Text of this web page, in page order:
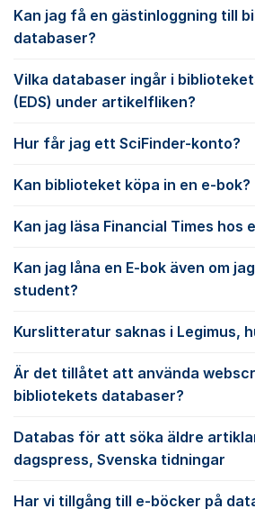
Kan jag få en gästinloggning till
databaser?
Vilka databaser ingår i
(EDS) under artikelfliken?
Hur får jag ett SciFinder-konto?
Kan biblioteket köpa in en e-bok?
Kan jag läsa Financial Times hos
Kan jag låna en E-bok även om
student?
Kurslitteratur saknas i Legimus,
Är det tillåtet att använda
bibliotekets databaser?
Databas för att söka äldre
dagspress, Svenska tidningar
Har vi tillgång till e-böcker på